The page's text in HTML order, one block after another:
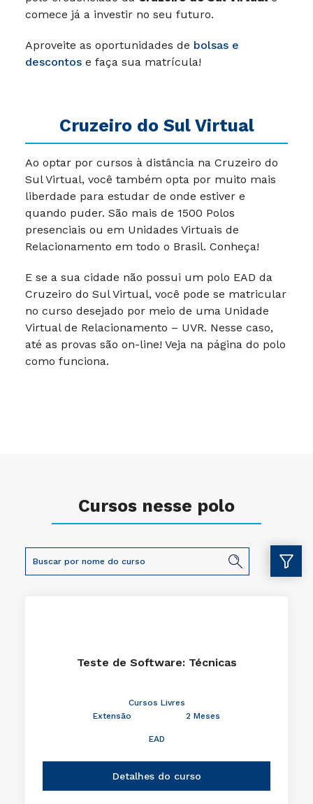
comece já a investir no seu futuro.
Aproveite as oportunidades de bolsas e
descontos e faça sua matrícula!
Cruzeiro do Sul Virtual
Ao optar por cursos à distância na Cruzeiro do
Sul Virtual, você também opta por muito mais
liberdade para estudar de onde estiver e
quando puder. São mais de 1500 Polos
presenciais ou em Unidades Virtuais de
Relacionamento em todo o Brasil. Conheça!
E se a sua cidade não possui um polo EAD da
Cruzeiro do Sul Virtual, você pode se matricular
no curso desejado por meio de uma Unidade
Virtual de Relacionamento – UVR. Nesse caso,
até as provas são on-line! Veja na página do polo
como funciona.
Cursos nesse polo
Teste de Software: Técnicas
Cursos Livres
Extensão
2 Meses
EAD
Detalhes do curso